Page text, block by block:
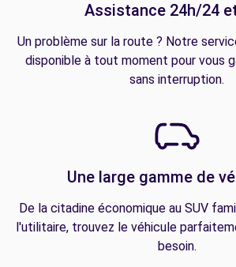
Assistance 24h/24
Un problème sur la route ? Notre
disponible à tout moment pour vous
sans interruption.
Une large gamme de
De la citadine économique au SUV
l'utilitaire, trouvez le véhicule
besoin.